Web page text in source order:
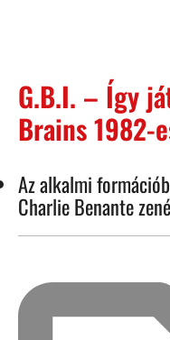
G.B.I. – Így
Brains 1982-
Az alkalmi
Charlie Benante